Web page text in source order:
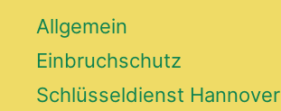
Allgemein
Einbruchschutz
Schlüsseldienst Hannover